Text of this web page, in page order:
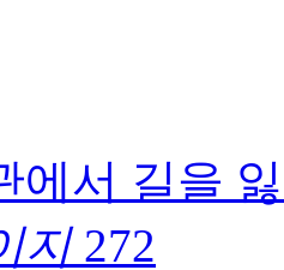
에서 길을
지272